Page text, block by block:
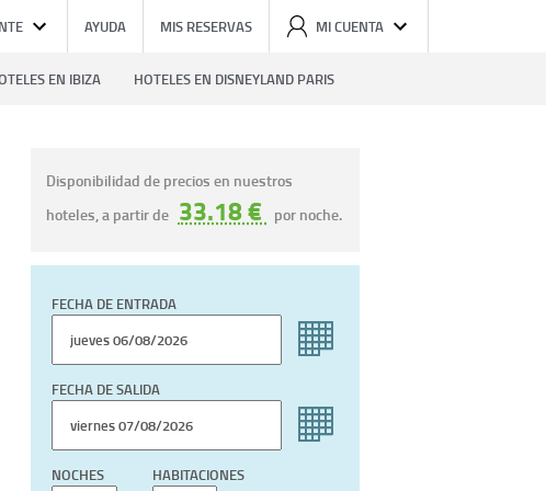
AYUDA MIS RESERVAS MI CUENTA
EN IBIZA HOTELES EN DISNEYLAND PARIS
Disponibilidad de precios en nuestros
hoteles, a partir de 33.18 € por noche.
FECHA DE ENTRADA
FECHA DE SALIDA
NOCHES HABITACIONES